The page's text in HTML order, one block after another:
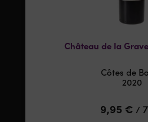
Château de la
Côtes de
2020
9,95 € /